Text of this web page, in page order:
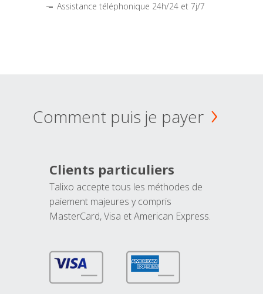
Assistance téléphonique 24h/24 et 7j/7
Comment puis je payer
Clients particuliers
Talixo accepte tous les méthodes de
paiement majeures y compris
MasterCard, Visa et American Express.